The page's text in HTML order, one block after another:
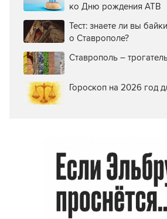
ко Дню рождения АТВ
Тест: знаете ли вы
о Ставрополе?
Ставрополь –
Гороскоп на 2026 год